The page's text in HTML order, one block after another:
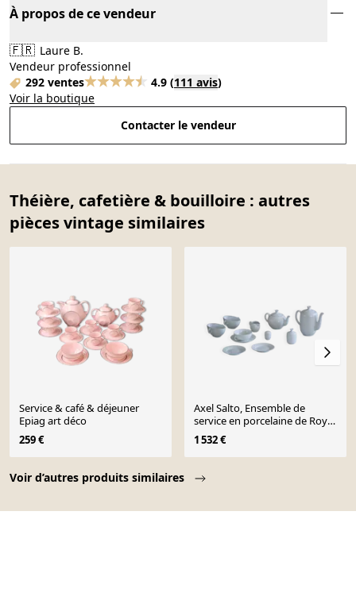
À propos de ce vendeur
🇫🇷 Laure B.
Vendeur professionnel
292 ventes
4.9 (111 avis)
Voir la boutique
Contacter le vendeur
Théière, cafetière & bouilloire : autres
pièces vintage similaires
Voir d’autres produits similaires
Service & café & déjeuner
Epiag art déco
259 €
Axel Salto, Ensemble de
service en porcelaine de Royal
Copenhagen, milieu du siècle,
1956
1 532 €